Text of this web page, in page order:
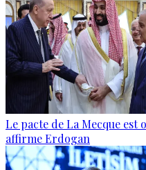
Le pacte de La Mecque est
affirme Erdogan